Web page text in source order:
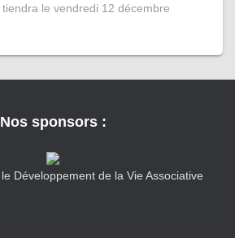
le vendredi 12 décembre
Nos sponsors :
Développement de la Vie Associative